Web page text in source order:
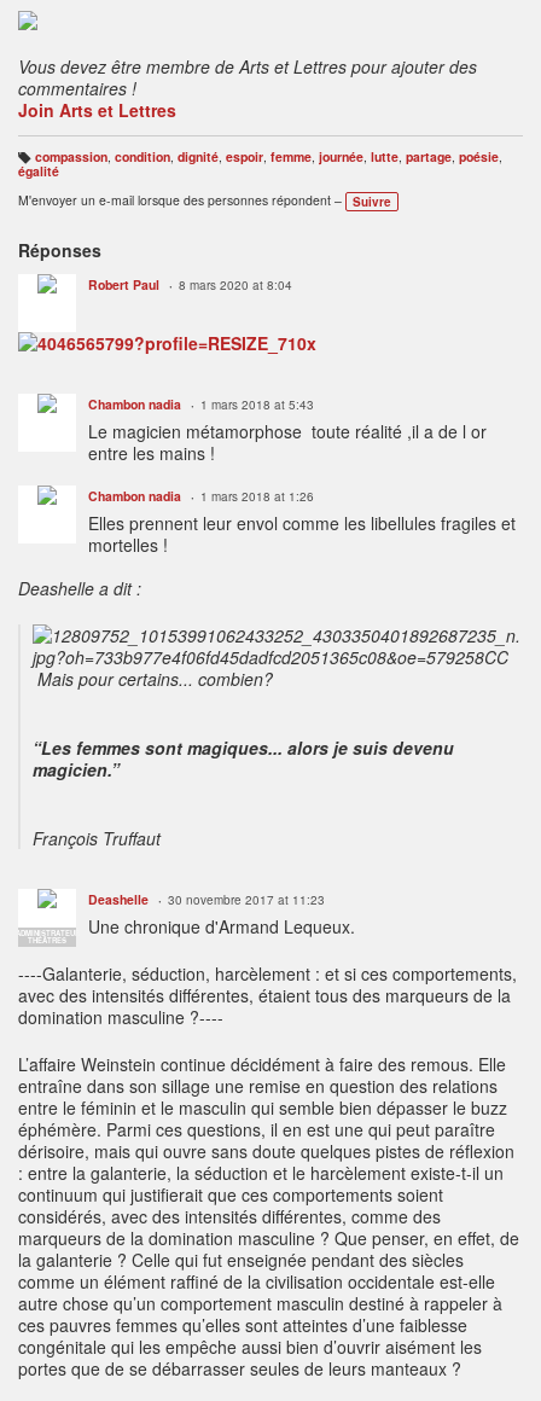
Vous devez être membre de Arts et Lettres pour ajouter des
commentaires !
Join Arts et Lettres
B
ali
s
e
compassion, condition, dignité, espoir, femme, journée, lutte, partage, poésie,
égalité
M'envoyer un e-mail lorsque des personnes répondent –
Suivre
Réponses
Robert Paul 8 mars 2020 at 8:04
Chambon nadia 1 mars 2018 at 5:43
Le magicien métamorphose toute réalité ,il a de l or
entre les mains !
Chambon nadia 1 mars 2018 at 1:26
Elles prennent leur envol comme les libellules fragiles et
mortelles !
Deashelle a dit :
Mais pour certains... combien?
“Les femmes sont magiques... alors je suis devenu
magicien.”
François Truffaut
ADMINISTRATEUR
THÉÂTRES
Deashelle 30 novembre 2017 at 11:23
Une chronique d'Armand Lequeux.
----Galanterie, séduction, harcèlement : et si ces comportements,
avec des intensités différentes, étaient tous des marqueurs de la
domination masculine ?----
L’affaire Weinstein continue décidément à faire des remous. Elle
entraîne dans son sillage une remise en question des relations
entre le féminin et le masculin qui semble bien dépasser le buzz
éphémère. Parmi ces questions, il en est une qui peut paraître
dérisoire, mais qui ouvre sans doute quelques pistes de réflexion
: entre la galanterie, la séduction et le harcèlement existe-t-il un
continuum qui justifierait que ces comportements soient
considérés, avec des intensités différentes, comme des
marqueurs de la domination masculine ? Que penser, en effet, de
la galanterie ? Celle qui fut enseignée pendant des siècles
comme un élément raffiné de la civilisation occidentale est-elle
autre chose qu’un comportement masculin destiné à rappeler à
ces pauvres femmes qu’elles sont atteintes d’une faiblesse
congénitale qui les empêche aussi bien d’ouvrir aisément les
portes que de se débarrasser seules de leurs manteaux ?